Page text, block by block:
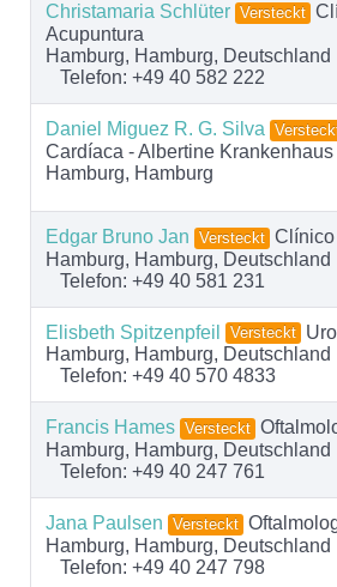
Christamaria Schlüter Versteckt
Acupuntura
Hamburg, Hamburg, Deutschland
Telefon: +49 40 582 222
Daniel Miguez R. G. Silva
Cardíaca - Albertine Krankenhaus
Hamburg, Hamburg
Edgar Bruno Jan Versteckt Clínico
Hamburg, Hamburg, Deutschland
Telefon: +49 40 581 231
Elisbeth Spitzenpfeil Versteckt
Hamburg, Hamburg, Deutschland
Telefon: +49 40 570 4833
Francis Hames Versteckt
Hamburg, Hamburg, Deutschland
Telefon: +49 40 247 761
Jana Paulsen Versteckt
Hamburg, Hamburg, Deutschland
Telefon: +49 40 247 798